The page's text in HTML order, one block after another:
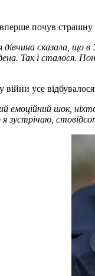
почув
сказала, що в
Так і сталося.
усе
шок,
я зустрічаю,